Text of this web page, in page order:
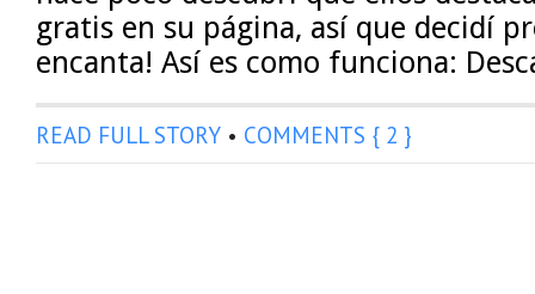
gratis en su página, así que decidí
encanta! Así es como funciona:
READ FULL STORY • COMMENTS { 2 }